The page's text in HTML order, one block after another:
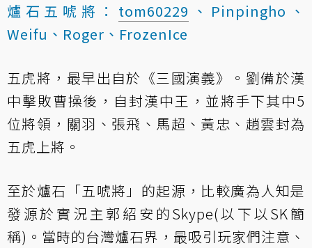
爐石五唬將： tom60229 、Pinpingho、
Weifu、Roger、FrozenIce
五虎將，最早出自於《三國演義》。劉備於漢
中擊敗曹操後，自封漢中王，並將手下其中5
位將領，關羽、張飛、馬超、黃忠、趙雲封為
五虎上將。
至於爐石「五唬將」的起源，比較廣為人知是
發源於實況主郭紹安的Skype(以下以SK簡
稱)。當時的台灣爐石界，最吸引玩家們注意、